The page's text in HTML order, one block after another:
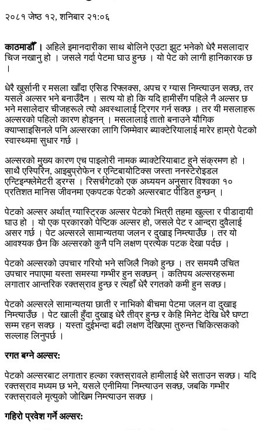
२०८१ जेष्ठ १२, शनिबार २१:०६
काठमाडौँ । अहिले इमानदारीका साथ बोलिने एउटा झुट भनेको धेरै मसलादार
चिज नखानु हो । जसले गर्दा पेटमा घाउ हुन्छ । यो पेट को लागी हानिकारक छ
।
धेरै खुर्सानी र मसला खाँदा एसिड रिफ्लक्स, अपच र ग्यास निम्त्याउन सक्छ, तर
यसले अल्सर भने बनाउँदैन । सत्य यो हो कि यदि हामीसँग पहिले नै अल्सर छ
भने मसालेदार चीजहरूले त्यो अवस्थालाई ट्रिगर गर्न सक्छ । तर यी मसलाहरू
अल्सरको पहिलो कारण होइनन् । मसलालाई तातो बनाउने यौगिक
क्याप्साइसिनले पनि अल्सरका लागि जिम्मेवार ब्याक्टेरियालाई मारेर हाम्रो पेटको
स्वास्थ्यमा सुधार गर्छ ।
अल्सरको मुख्य कारण एच पाइलोरी नामक ब्याक्टेरियाबाट हुने संक्रमण हो ।
साथै एस्पिरिन, आइबुप्रोफेन र एन्टिबायोटिक्स जस्ता ननस्टेरोइडल
एन्टिइन्फ्लेमेटरी ड्रग्स । रिसर्चगेटको एक अध्ययन अनुसार विश्वका १०
प्रतिशत मानिस जीवनमा एकपटक पेटको अल्सरबाट पीडित हुन्छन् ।
पेटको अल्सर अर्थात् ग्यास्ट्रिक अल्सर पेटको भित्री तहमा खुल्ला र पीडादायी
घाउ हो । यो एक प्रकारको पेप्टिक अल्सर हो, जसले पेट र आन्द्रा दुवैलाई
असर गर्छ । पेट अल्सरले सामान्यतया जलन र दुखाइ निम्त्याउँछ । तर यो
आवश्यक छैन कि अल्सरको कुनै पनि लक्षण प्रत्येक पटक देखा पर्दछ ।
पेटको अल्सरको उपचार गरियो भने सजिलै निको हुन्छ । तर समयमै उचित
उपचार नपाएमा यस्ता समस्या गम्भीर हुन सक्छन् । कतिपय अल्सरहरूमा
लगातार आन्तरिक रक्तस्राव हुन्छ र त्यहाँ धेरै रगतको कमी हुन सक्छ।
पेटको अल्सरले सामान्यतया छाती र नाभिको बीचमा पेटमा जलन वा दुखाइ
निम्त्याउँछ । पेट खाली हुँदा दुखाइ धेरै तीव्र हुन्छ र केहि मिनेट देखि धेरै घण्टा
सम्म रहन सक्छ । यस्ता दुईभन्दा बढी लक्षण देखिएमा तुरुन्त चिकित्सकको
सल्लाह लिनुपर्छ ।
रगत बग्ने अल्सर:
पेटको अल्सरबाट लगातार हल्का रक्तस्रावले हामीलाई धेरै सताउन सक्छ। यदि
रक्तस्राव मध्यम छ भने, यसले एनीमिया निम्त्याउन सक्छ, जबकि गम्भीर
रक्तस्रावले मृत्युको जोखिम निम्त्याउन सक्छ ।
गहिरो प्रवेश गर्ने अल्सर: